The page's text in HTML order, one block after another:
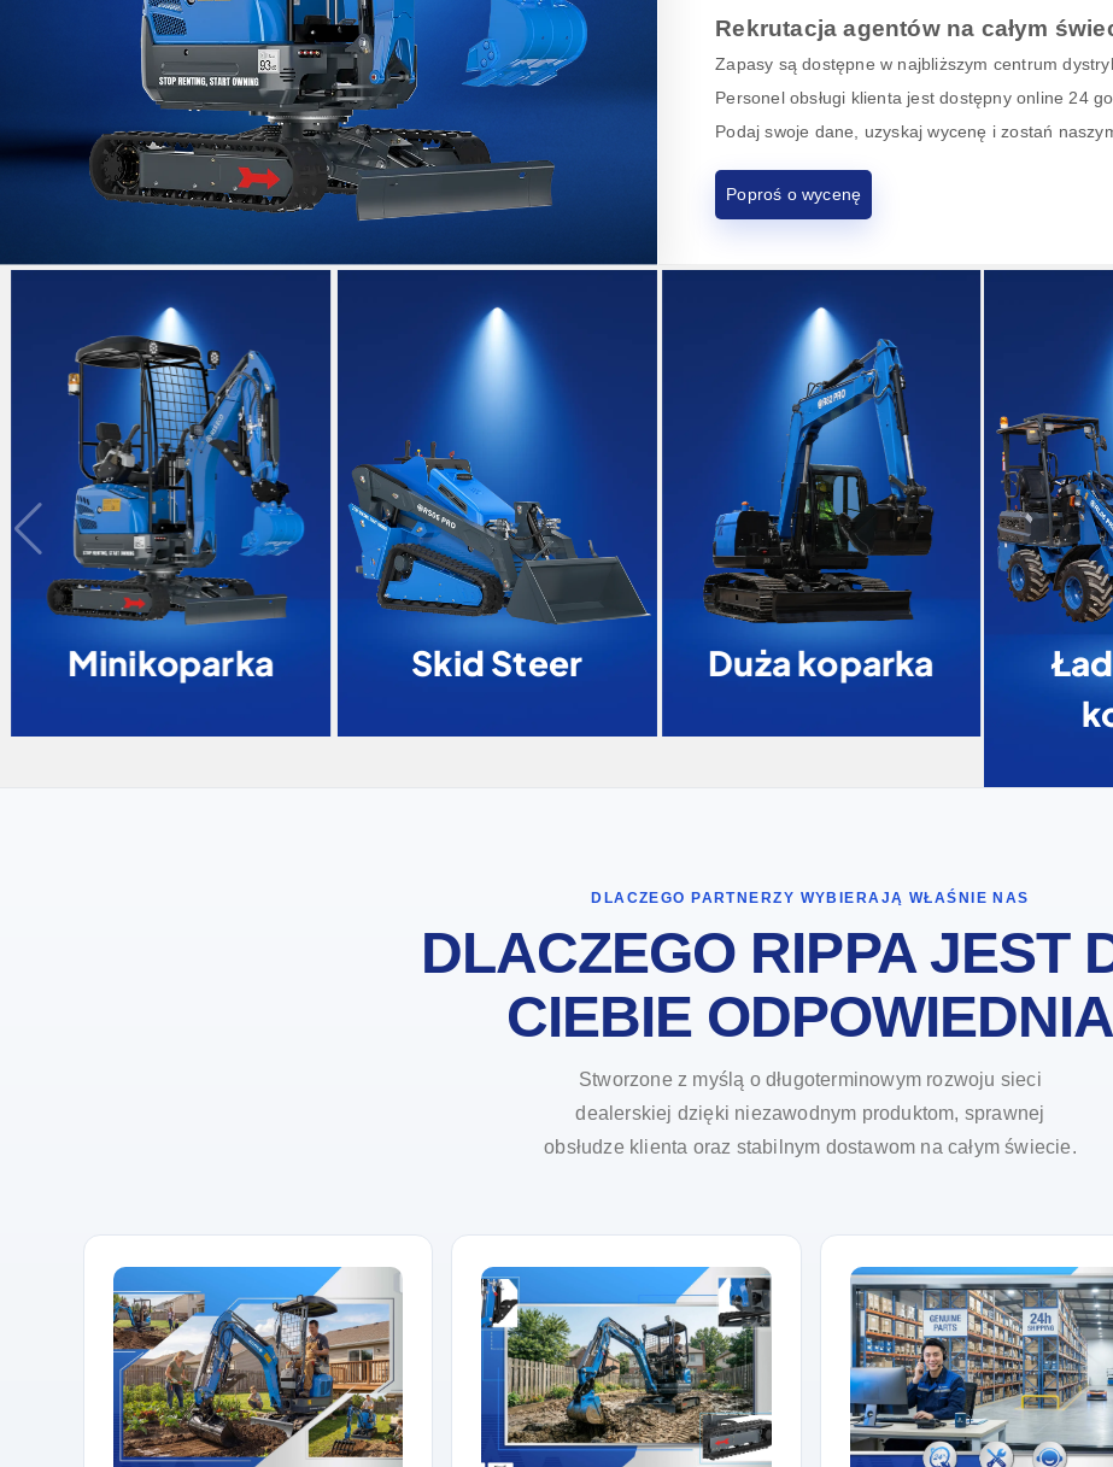
Rekrutacja agentów na całym
Zapasy są dostępne w najbliższym centrum
Personel obsługi klienta jest dostępny online 24
Podaj swoje dane, uzyskaj wycenę i zostań
Poproś o wycenę
Minikoparka Skid Steer Duża koparka
DLACZEGO PARTNERZY WYBIERAJĄ WŁAŚNIE NAS
DLACZEGO RIPPA JEST
CIEBIE ODPOWIEDNIA
Stworzone z myślą o długoterminowym rozwoju sieci
dealerskiej dzięki niezawodnym produktom, sprawnej
obsłudze klienta oraz stabilnym dostawom na całym świecie.